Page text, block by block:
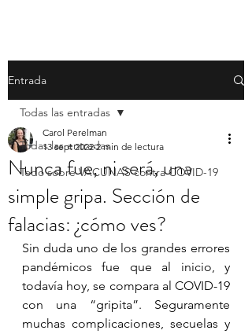
Entrada
Todas las entradas
Todo sobre VACUNAS contra COVID-19
Todas las entradas
Nunca fue, ni será, una
simple gripa. Sección de
falacias: ¿cómo ves?
Carol Perelman
13 sept 2022 2 min de lectura
Sin duda uno de los grandes errores
pandémicos fue que al inicio, y
todavía hoy, se compara al COVID-19
con una “gripita”. Seguramente
muchas complicaciones, secuelas y